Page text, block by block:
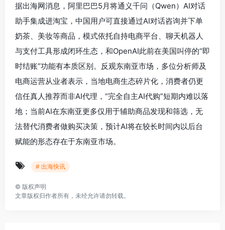
据出海网消息，阿里巴巴5月将通义千问（Qwen）AI对话
助手集成进淘宝，中国用户可直接通过AI对话咨询并下单
奶茶、美妆等商品，模式依托自持电商平台、聊天机器人
与支付工具形成闭环生态，和OpenAI此前在美国叫停的“即
时结账”功能有本质区别。反观东南亚市场，多位分析师及
电商运营从业者表示，当地电商生态碎片化，消费者仍更
信任真人推荐而非AI代理，“完全自主AI代购”短期内难以落
地；当前AI在东南亚更多仅用于辅助商品发现和筛选，无
法替代消费者做购买决策，预计AI将在较长时间内以后台
赋能的形态存在于东南亚市场。
# 出海快讯
© 版权声明
文章版权归作者所有，未经允许请勿转载。